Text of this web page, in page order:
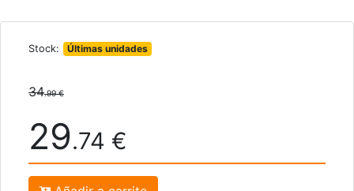
Stock: Últimas unidades
34.99 €
29.74 €